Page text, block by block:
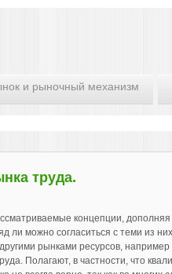
и рыночный механизм
труда.
концепции,
ли можно согласиться с теми из
рынками ресурсов,
Полагают, в частности, что